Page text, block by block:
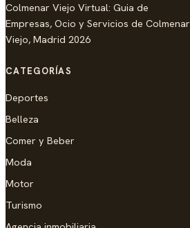
Colmenar Viejo Virtual: Guia de
Empresas, Ocio y Servicios de Colmenar
Viejo, Madrid 2026
CATEGORÍAS
Deportes
Belleza
Comer y Beber
Moda
Motor
Turismo